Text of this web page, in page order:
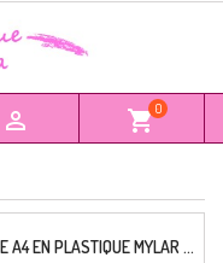
 shopping_cart0
POCHOIR LETTRE A4 EN PLASTIQUE MYLAR ALPHABET RUSSIAN 33 MM